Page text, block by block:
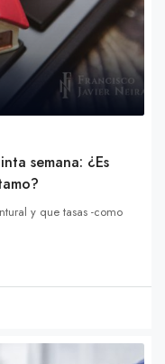
semana: ¿Es
y que tasas -como